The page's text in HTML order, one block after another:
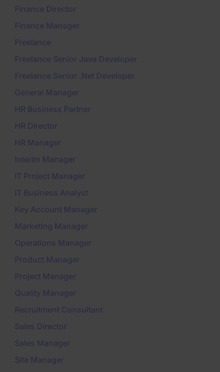
Finance Director
Finance Manager
Freelance
Freelance Senior Java Developer
Freelance Senior .Net Developer
General Manager
HR Business Partner
HR Director
HR Manager
Interim Manager
IT Project Manager
IT Business Analyst
Key Account Manager
Marketing Manager
Operations Manager
Product Manager
Project Manager
Quality Manager
Recruitment Consultant
Sales Director
Sales Manager
Site Manager